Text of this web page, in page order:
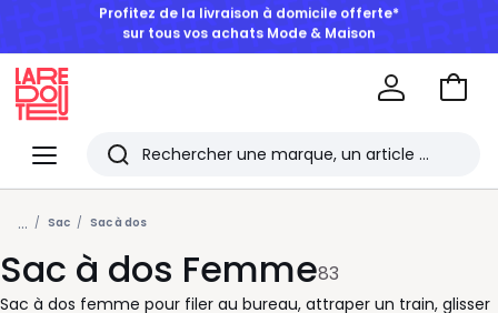
BONS PLANS | Jusqu'à -50% dès 2 articles*
Menu
Redoute
Rechercher
Les
derniers
articles
consultés
Aller
... Sac Sac à dos
Sac à dos Femme83
Sac à dos femme pour filer au bureau, attraper un train, glisser